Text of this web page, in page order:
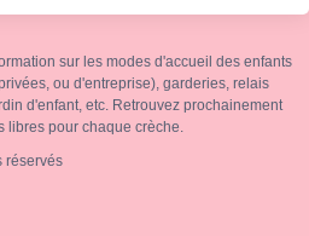
sur les modes d'accueil des enfants
ou d'entreprise), garderies, relais
d'enfant, etc. Retrouvez prochainement
libres pour chaque crèche.
réservés